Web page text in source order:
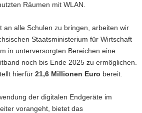
Räumen mit WLAN.
an alle Schulen zu bringen, arbeiten wir
Staatsministerium für Wirtschaft
in unterversorgten Bereichen eine
noch bis Ende 2025 zu ermöglichen.
hierfür 21,6 Millionen Euro bereit.
der digitalen Endgeräte im
vorangeht, bietet das